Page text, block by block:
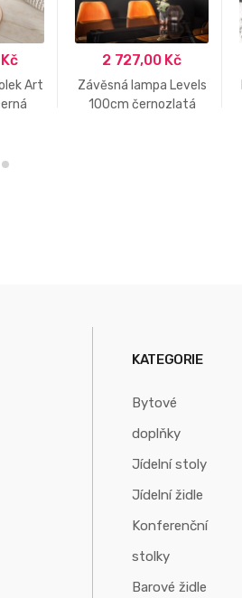
Kč
Art
2 727,00 Kč
Závěsná lampa Levels
100cm černozlatá
KATEGORIE
Bytové
doplňky
Jídelní stoly
Jídelní židle
Konferenční
stolky
Barové židle